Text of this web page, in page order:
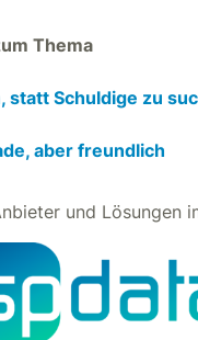
Thema
statt Schuldige zu
aber freundlich
und Lösungen